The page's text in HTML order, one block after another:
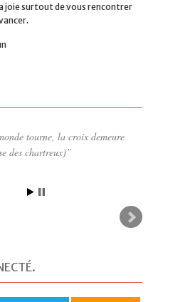
joie surtout de vous rencontrer
tourne, la croix demeure
des chartreux)
.